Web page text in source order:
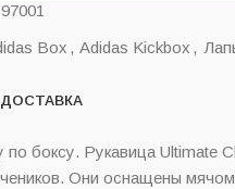
Box , Adidas Kickbox ,
боксу. Рукавица Ultimate
Они оснащены